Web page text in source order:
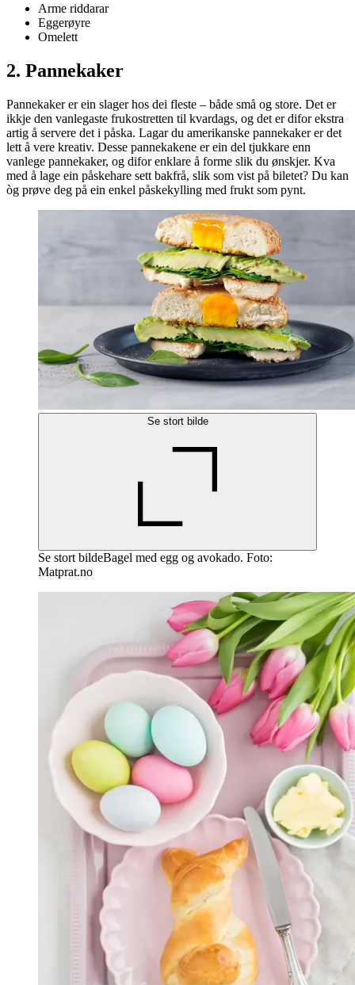
Arme riddarar
Eggerøyre
Omelett
2. Pannekaker
Pannekaker er ein slager hos dei fleste – både små og store. Det er
ikkje den vanlegaste frukostretten til kvardags, og det er difor ekstra
artig å servere det i påska. Lagar du amerikanske pannekaker er det
lett å vere kreativ. Desse pannekakene er ein del tjukkare enn
vanlege pannekaker, og difor enklare å forme slik du ønskjer. Kva
med å lage ein påskehare sett bakfrå, slik som vist på biletet? Du kan
òg prøve deg på ein enkel påskekylling med frukt som pynt.
Se stort bilde
Se stort bildeBagel med egg og avokado. Foto:
Matprat.no